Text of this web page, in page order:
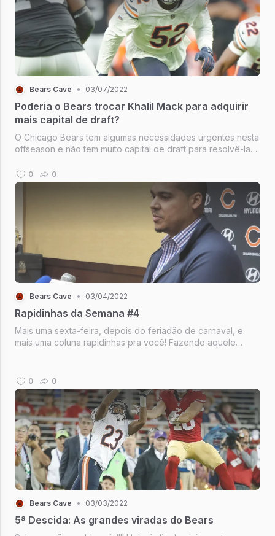
Bears Cave • 03/07/2022
Poderia o Bears trocar Khalil Mack para adquirir
mais capital de draft?
O Chicago Bears tem algumas necessidades urgentes nesta
offseason e não tem muito capital de draft para resolvê-las.
seleções de draft e não terá uma escolha de primeira
rodada.
0 0
Bears Cave • 03/04/2022
Rapidinhas da Semana #4
Mais uma sexta-feira, depois do feriadão de carnaval, e
mais uma coluna rapidinhas pra você! Fazendo aquele
0 0
Bears Cave • 03/03/2022
5ª Descida: As grandes viradas do Bears